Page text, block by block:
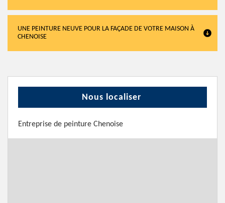
UNE PEINTURE NEUVE POUR LA FAÇADE DE VOTRE MAISON À
CHENOISE
Nous localiser
Entreprise de peinture Chenoise